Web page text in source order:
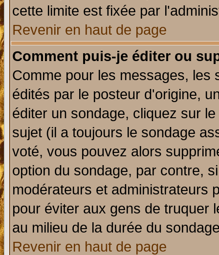
cette limite est fixée par
Revenir en haut de page
Comment puis-je éditer ou
Comme pour les messages, les
édités par le posteur d'origine,
éditer un sondage, cliquez sur
sujet (il a toujours le sondage
voté, vous pouvez alors
option du sondage, par contre,
modérateurs et administrateurs
pour éviter aux gens de truquer
au milieu de la durée du
Revenir en haut de page